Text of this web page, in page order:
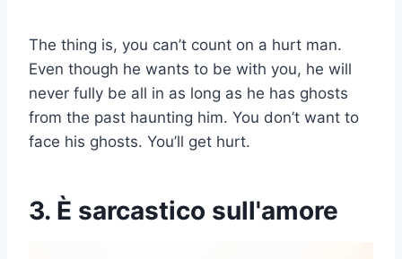
The thing is, you can’t count on a hurt man.
Even though he wants to be with you, he will
never fully be all in as long as he has ghosts
from the past haunting him. You don’t want to
face his ghosts. You’ll get hurt.
3. È sarcastico sull'amore